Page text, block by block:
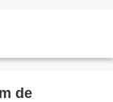
de